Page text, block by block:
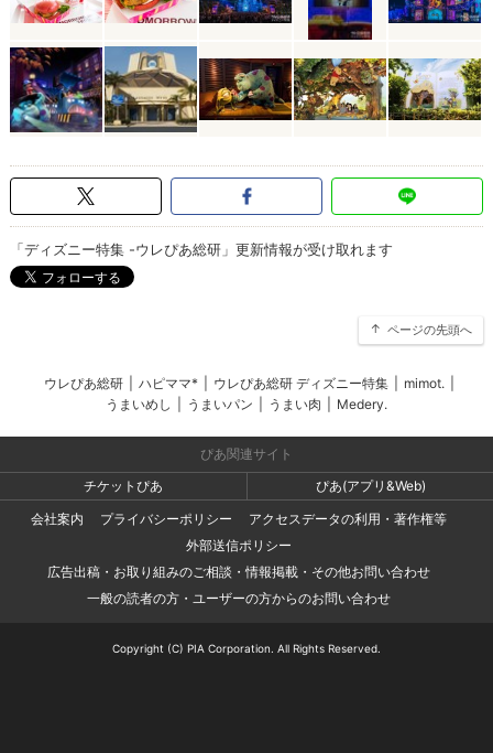
「ディズニー特集 -ウレぴあ総研」更新情報が受け取れます
ページの先頭へ
ウレぴあ総研 ハピママ* ウレぴあ総研 ディズニー特集 mimot.
うまいめし
うまいパン うまい肉 Medery.
ぴあ関連サイト
チケットぴあ
ぴあ(アプリ&Web)
会社案内
プライバシーポリシー
アクセスデータの利用・著作権等
外部送信ポリシー
広告出稿・お取り組みのご相談・情報掲載・その他お問い合わせ
一般の読者の方・ユーザーの方からのお問い合わせ
Copyright (C) PIA Corporation. All Rights Reserved.